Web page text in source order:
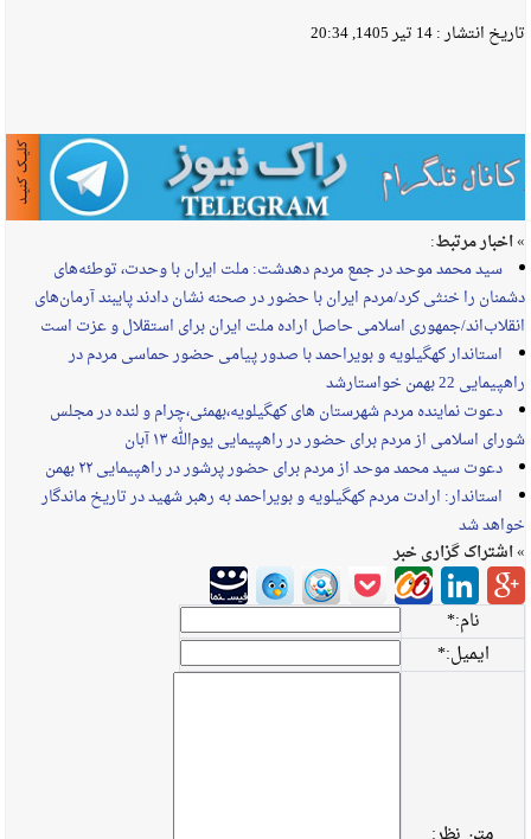
تاریخ انتشار :14 تیر 1405, 20:34
» اخبار مرتبط:
سید محمد موحد در جمع مردم دهدشت: ملت ایران با وحدت، توطئه‌های
دشمنان را خنثی کرد/مردم ایران با حضور در صحنه نشان دادند پایبند آرمان‌های
انقلاب‌اند/جمهوری اسلامی حاصل اراده ملت ایران برای استقلال و عزت است
استاندار کهگیلویه و بویراحمد با صدور پیامی حضور حماسی مردم در
راهپیمایی 22 بهمن خواستارشد
دعوت نماینده مردم شهرستان های کهگیلویه،بهمئی،چرام و لنده در مجلس
شورای اسلامی از مردم برای حضور در راهپیمایی یوم‌الله ۱۳ آبان
دعوت سید محمد موحد از مردم برای حضور پرشور در راهپیمایی ۲۲ بهمن
استاندار: ارادت مردم کهگیلویه و بویراحمد به رهبر شهید در تاریخ ماندگار
خواهد شد
» اشتراک گزاری خبر
نام:*
ایمیل:*